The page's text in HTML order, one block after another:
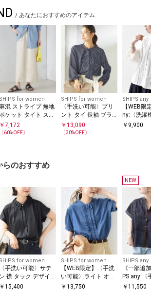
/ あなたにおすすめのアイテム
SHIPS for women
麻混 ストライプ 無地
ポケット タイト スカ
ート ◇
￥7,172
〔60%OFF〕
SHIPS for women
〈手洗い可能〉プリ
ント タイ 長袖 ブラ
ウス
￥ 13,090
〔30%OFF〕
SHIPS any
【WEB限
ny:〈洗濯
ラワー モ
￥ 9,900
らのおすすめ
SHIPS for women
〈手洗い可能〉サテ
ン 襟 タック デザイ
ン ブラウス
￥15,400
SHIPS for women
【WEB限定】〈手洗
い可能〉ライト オン
ス フリル デニム 半
￥ 13,750
NEW
SHIPS any
《一部追
PS any:〈
能〉エン
￥11,550